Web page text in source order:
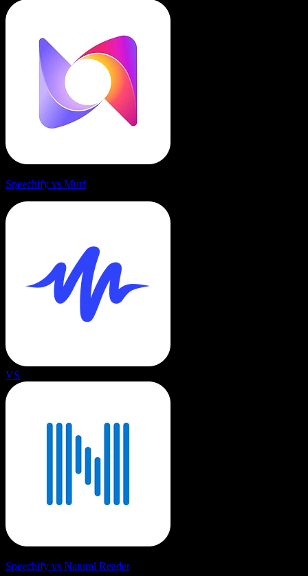
Speechify vs Murf
VS
Speechify vs Natural Reader